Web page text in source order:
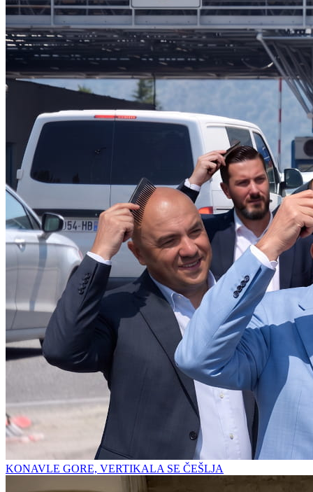
KONAVLE GORE, VERTIKALA SE ČEŠLJA